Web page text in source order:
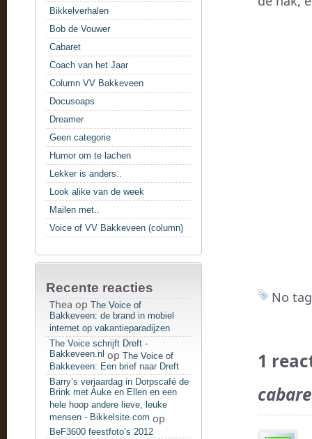
Bikkelverhalen
Bob de Vouwer
Cabaret
Coach van het Jaar
Column VV Bakkeveen
Docusoaps
Dreamer
Geen categorie
Humor om te lachen
Lekker is anders..
Look alike van de week
Mailen met..
Voice of VV Bakkeveen (column)
Recente reacties
Thea op The Voice of
Bakkeveen: de brand in mobiel
internet op vakantieparadijzen
The Voice schrijft Dreft -
Bakkeveen.nl op The Voice of
Bakkeveen: Een brief naar Dreft
Barry’s verjaardag in Dorpscafé de
Brink met Auke en Ellen en een
hele hoop andere lieve, leuke
mensen - Bikkelsite.com op
BeF3600 feestfoto’s 2012
No
1